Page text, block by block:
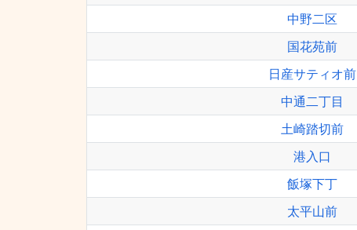
中野二区
国花苑前
日産サティオ前
中通二丁目
土崎踏切前
港入口
飯塚下丁
太平山前